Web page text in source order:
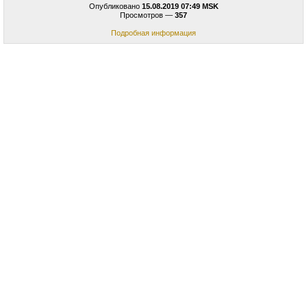
Опубликовано 15.08.2019 07:49 MSK
Просмотров — 357
Подробная информация